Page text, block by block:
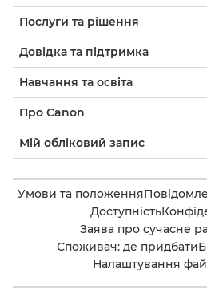
Послуги та рішення
Довідка та підтримка
Навчання та освіта
Про Canon
Мій обліковий запис
Умови та положення
Доступність
Заява про сучасне
Споживач: де придбати
Налаштування